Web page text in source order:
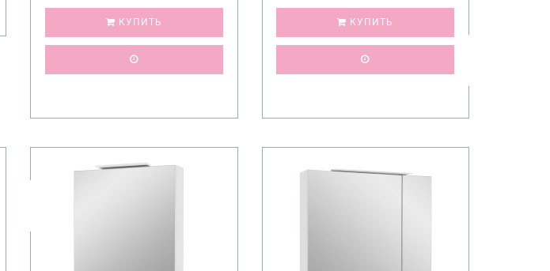
КУПИТЬ КУПИТЬ